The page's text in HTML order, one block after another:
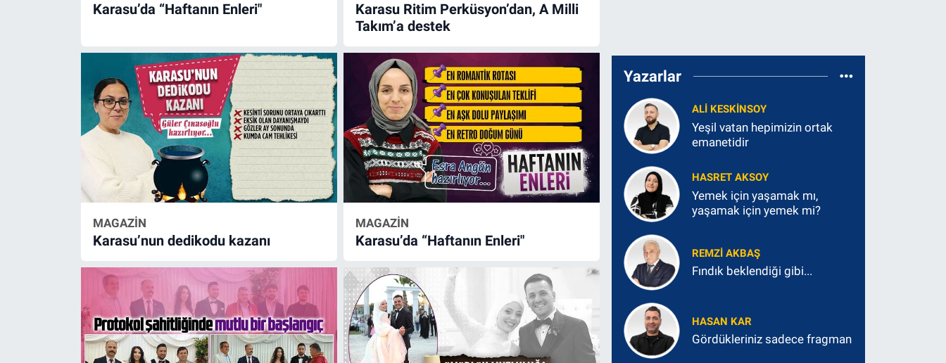
Karasu’da “Haftanın Enleri"
Karasu Ritim Perküsyon’dan, A Milli
Takım’a destek
MAGAZİN
Karasu’nun dedikodu kazanı
MAGAZİN
Karasu’da “Haftanın Enleri"
Yazarlar
ALI KESKINSOY
Yeşil vatan hepimizin ortak
emanetidir
HASRET AKSOY
Yemek için yaşamak mı,
yaşamak için yemek mi?
REMZI AKBAŞ
Fındık beklendiği gibi...
HASAN KAR
Gördükleriniz sadece fragman